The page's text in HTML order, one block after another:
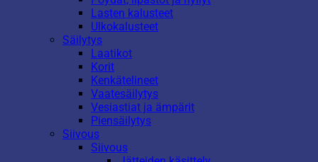
Lasten kalusteet
Ulkokalusteet
Säilytys
Laatikot
Korit
Kenkätelineet
Vaatesäilytys
Vesiastiat ja ämpärit
Piensäilytys
Siivous
Siivous